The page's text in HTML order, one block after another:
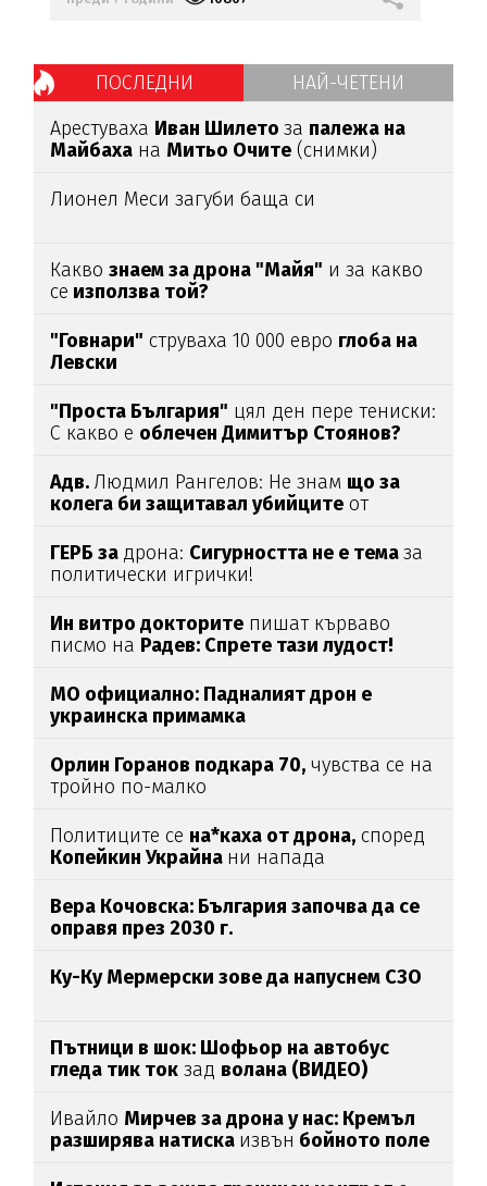
ПОСЛЕДНИ
НАЙ-ЧЕТЕНИ
Арестуваха Иван Шилетоза палежа на
Майбаха на Митьо Очите (снимки)
Лионел Меси загуби баща си
Каквознаем за дрона "Майя" и за какво
се използва той?
"Говнари" струваха 10 000 евро глоба на
Левски
"Проста България" цял ден пере тениски:
С какво е облечен Димитър Стоянов?
Адв. Людмил Рангелов: Не знам що за
колега би защитавал убийците от
ГЕРБ за дрона: Сигурността не е темаза
политически игрички!
Ин витро докторите пишат кърваво
писмо на Радев: Спрете тази лудост!
МО официално: Падналият дрон е
украинска примамка
Орлин Горанов подкара 70, чувства се на
тройно по-малко
Политиците се на*каха от дрона, според
Копейкин Украйна ни напада
Вера Кочовска: България започва да се
оправя през 2030 г.
Ку-Ку Мермерски зове да напуснем СЗО
Пътници в шок: Шофьор на автобус
гледа тик ток зад волана (ВИДЕО)
Ивайло Мирчев за дрона у нас: Кремъл
разширява натиска извън бойното поле